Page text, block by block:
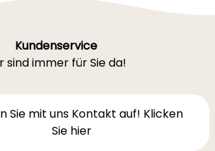
Kundenservice
sind immer für Sie da!
Sie mit uns Kontakt auf! Klicken
Sie hier